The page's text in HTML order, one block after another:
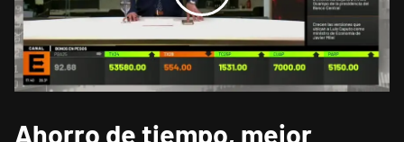
Ahorro de tiempo, mejor